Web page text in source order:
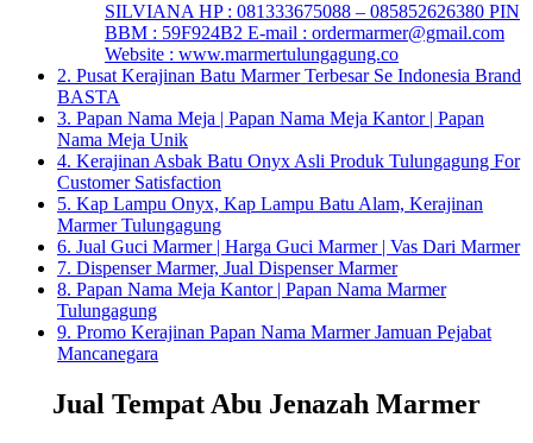
SILVIANA HP : 081333675088 – 085852626380 PIN
BBM : 59F924B2 E-mail : ordermarmer@gmail.com
Website : www.marmertulungagung.co
2. Pusat Kerajinan Batu Marmer Terbesar Se Indonesia Brand
BASTA
3. Papan Nama Meja | Papan Nama Meja Kantor | Papan
Nama Meja Unik
4. Kerajinan Asbak Batu Onyx Asli Produk Tulungagung For
Customer Satisfaction
5. Kap Lampu Onyx, Kap Lampu Batu Alam, Kerajinan
Marmer Tulungagung
6. Jual Guci Marmer | Harga Guci Marmer | Vas Dari Marmer
7. Dispenser Marmer, Jual Dispenser Marmer
8. Papan Nama Meja Kantor | Papan Nama Marmer
Tulungagung
9. Promo Kerajinan Papan Nama Marmer Jamuan Pejabat
Mancanegara
Jual Tempat Abu Jenazah Marmer